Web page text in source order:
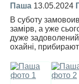
Паша 13.05.2024
В суботу
замірв, а уже
дуже
охайні,